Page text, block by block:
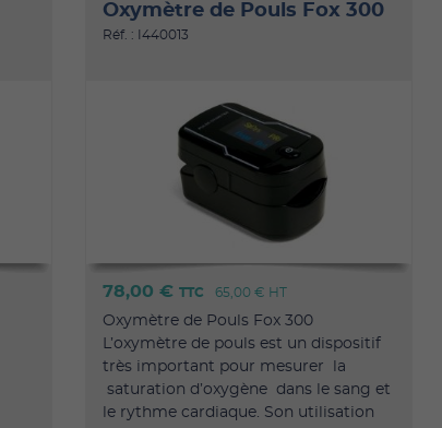
Oxymètre de Pouls Fox 300
Réf. : I440013
78,00 € TTC 65,00 € HT
Oxymètre de Pouls Fox 300
L’oxymètre de pouls est un dispositif
très important pour mesurer la
saturation d’oxygène dans le sang et
le rythme cardiaque. Son utilisation